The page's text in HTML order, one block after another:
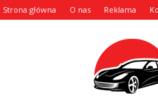
Strona główna O nas Reklama